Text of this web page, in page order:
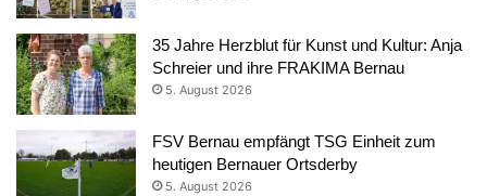
35 Jahre Herzblut für Kunst und Kultur: Anja
Schreier und ihre FRAKIMA Bernau
5. August 2026
FSV Bernau empfängt TSG Einheit zum
heutigen Bernauer Ortsderby
5. August 2026